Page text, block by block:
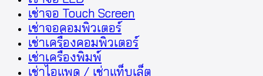
เช่าจอ Touch Screen
เช่าจอคอมพิวเตอร์
เช่าเครื่องคอมพิวเตอร์
เช่าเครื่องพิมพ์
เช่าไอแพด / เช่าแท็บเล็ต